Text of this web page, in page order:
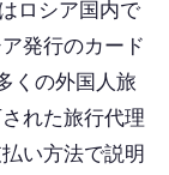
ロシア国内で
発行のカード
くの外国人旅
れた旅行代理
い方法で説明